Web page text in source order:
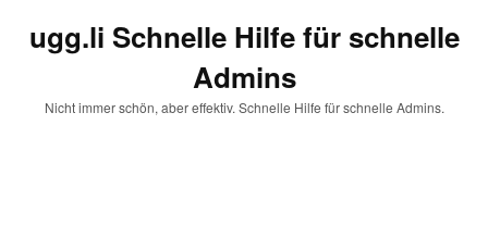
ugg.li Schnelle Hilfe für schnelle
Admins
Nicht immer schön, aber effektiv. Schnelle Hilfe für schnelle Admins.